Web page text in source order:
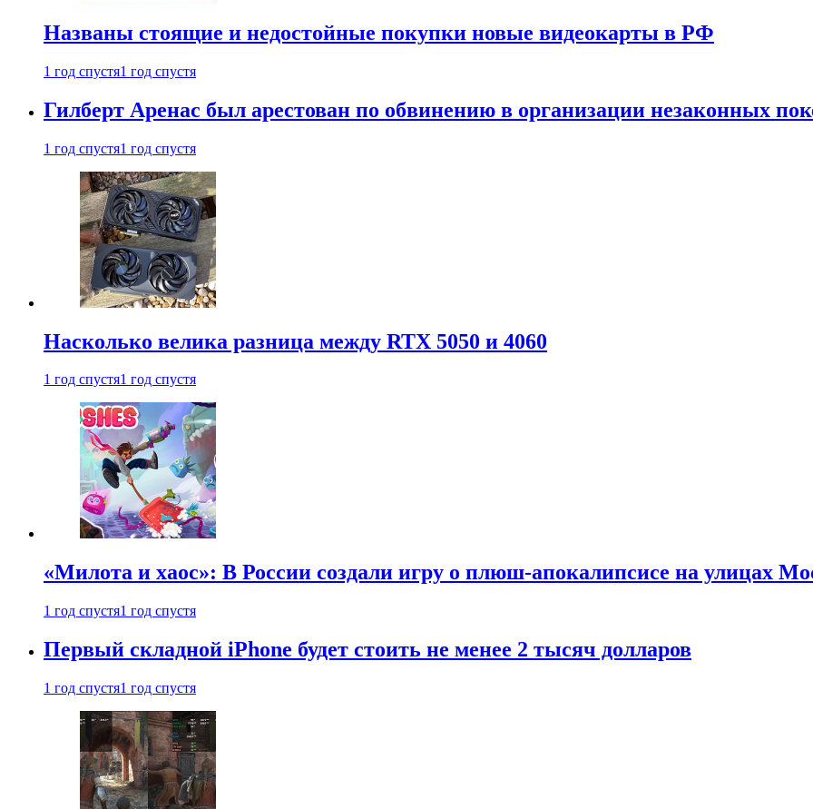
Названы стоящие и недостойные покупки новые видеокарты в РФ
1 год спустя1 год спустя
Гилберт Аренас был арестован по обвинению в организации незаконных
1 год спустя1 год спустя
Насколько велика разница между RTX 5050 и 4060
1 год спустя1 год спустя
«Милота и хаос»: В России создали игру о плюш-апокалипсисе на улицах
1 год спустя1 год спустя
Первый складной iPhone будет стоить не менее 2 тысяч долларов
1 год спустя1 год спустя